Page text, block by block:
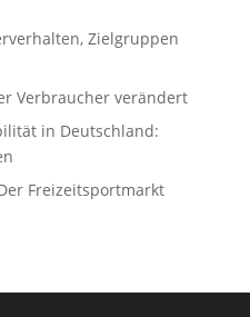
Zielgruppen
Verbraucher verändert
in Deutschland:
Freizeitsportmarkt